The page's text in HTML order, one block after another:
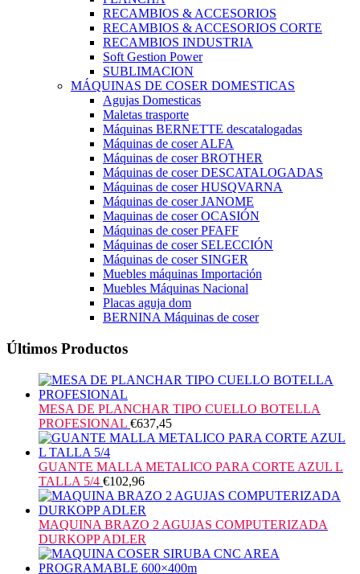
RECAMBIOS & ACCESORIOS
RECAMBIOS & ACCESORIOS CORTE
RECAMBIOS INDUSTRIA
Soft Gestion Power
SUBLIMACION
MÁQUINAS DE COSER DOMESTICAS
Agujas Domesticas
Maletas trasporte
Máquinas BERNETTE descatalogadas
Máquinas de coser ALFA
Máquinas de coser BROTHER
Máquinas de coser DESCATALOGADAS
Máquinas de coser HUSQVARNA
Máquinas de coser JANOME
Maquinas de coser OCASIÓN
Máquinas de coser PFAFF
Máquinas de coser SELECCIÓN
Máquinas de coser SINGER
Muebles máquinas Importación
Muebles Máquinas Nacional
Placas aguja dom
BERNINA Máquinas de coser
Últimos Productos
MESA DE PLANCHAR TIPO CUELLO BOTELLA
PROFESIONAL €637,45
GUANTE MALLA METALICO PARA CORTE AZUL L
TALLA 5/4 €102,96
MAQUINA BRAZO 2 AGUJAS COMPUTERIZADA
DURKOPP ADLER